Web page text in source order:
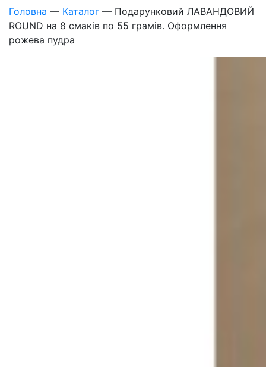
Головна — Каталог — Подарунковий ЛАВАНДОВИЙ
ROUND на 8 смаків по 55 грамів. Оформлення
рожева пудра